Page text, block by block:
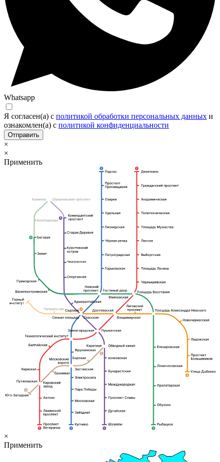
Whatsapp
Я согласен(а) c политикой обработки персональных данных и
ознакомлен(а) с политикой конфиденциальности
Отправить
×
×
Применить
×
Применить